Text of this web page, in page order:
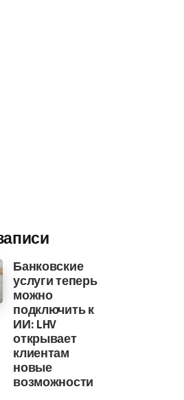
Банковские
услуги теперь
можно
подключить к
ИИ: LHV
открывает
клиентам
новые
возможности